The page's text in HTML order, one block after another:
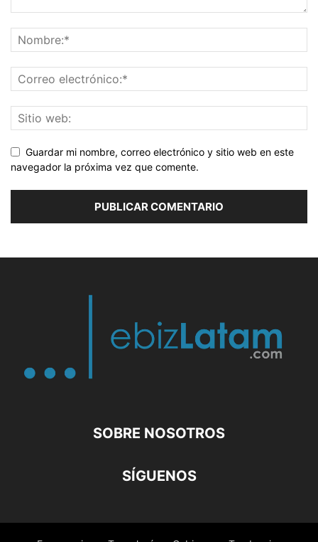
Guardar mi nombre, correo electrónico y sitio web en este
navegador la próxima vez que comente.
SOBRE NOSOTROS
SÍGUENOS